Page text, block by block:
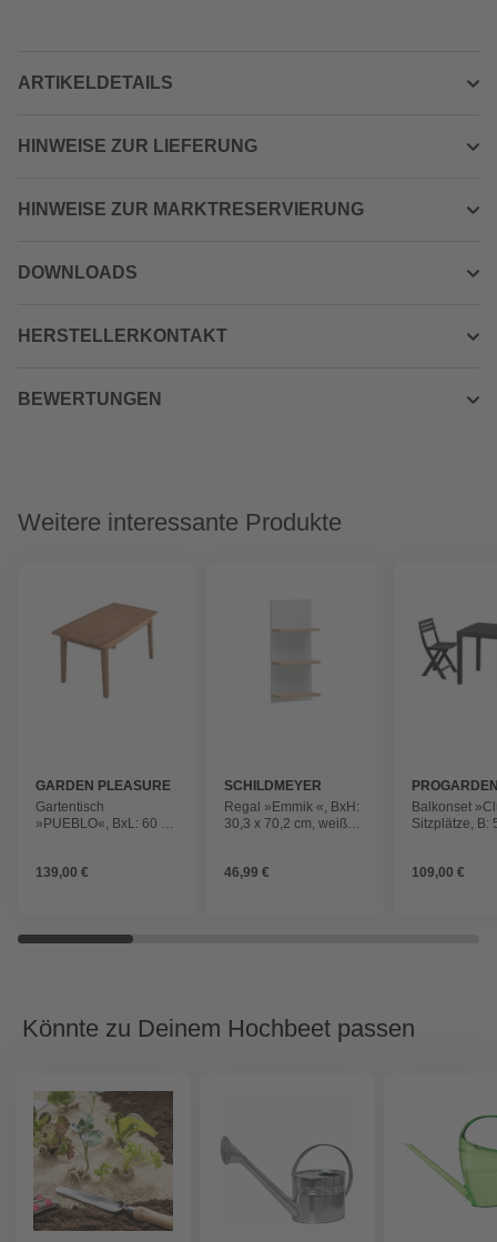
ARTIKELDETAILS
HINWEISE ZUR LIEFERUNG
HINWEISE ZUR MARKTRESERVIERUNG
DOWNLOADS
HERSTELLERKONTAKT
BEWERTUNGEN
Weitere interessante Produkte
GARDEN PLEASURE
Gartentisch
»PUEBLO«, BxL: 60 x
139,00 €
SCHILDMEYER
Regal »Emmik «, BxH:
30,3 x 70,2 cm, weiß
46,99 €
Balkonset
Sitzplätze, B:
109,00 €
Könnte zu Deinem Hochbeet passen